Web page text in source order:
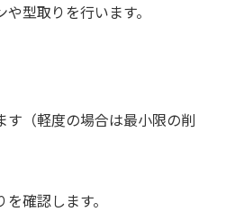
型取りを行います。
す（軽度の場合は最小限の削
確認します。